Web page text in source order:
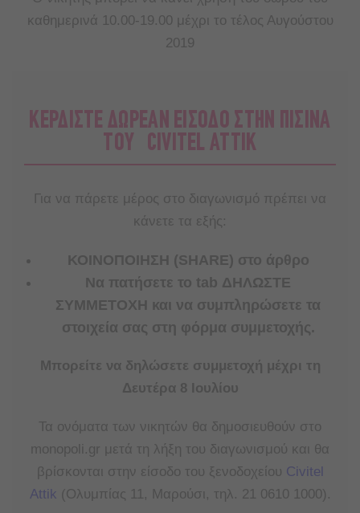
καθημερινά 10.00-19.00 μέχρι το τέλος Αυγούστου
2019
ΚΕΡΔΙΣΤΕ ΔΩΡΕΑΝ ΕΙΣΟΔΟ ΣΤΗΝ ΠΙΣΙΝΑ
ΤΟΥ CIVITEL ATTIK
Για να πάρετε μέρος στο διαγωνισμό πρέπει να
κάνετε τα εξής:
ΚΟΙΝΟΠΟΙΗΣΗ (SHARE) στο άρθρο
Nα πατήσετε το tab ΔΗΛΩΣΤΕ
ΣΥΜΜΕΤΟΧΗ και να συμπληρώσετε τα
στοιχεία σας στη φόρμα συμμετοχής.
Μπορείτε να δηλώσετε συμμετοχή μέχρι τη
Δευτέρα 8 Ιουλίου
Τα ονόματα των νικητών θα δημοσιευθούν στο
monopoli.gr μετά τη λήξη του διαγωνισμού και θα
βρίσκονται στην είσοδο του ξενοδοχείου Civitel
Attik (Ολυμπίας 11, Μαρούσι, τηλ. 21 0610 1000).